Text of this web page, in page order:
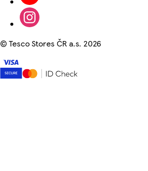
©Tesco Stores ČR a.s. 2026